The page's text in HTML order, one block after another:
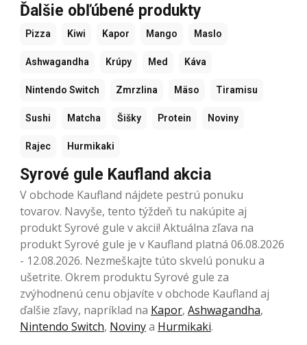
Ďalšie obľúbené produkty
Pizza Kiwi Kapor Mango Maslo
Ashwagandha Krúpy Med Káva
Nintendo Switch Zmrzlina Mäso Tiramisu
Sushi Matcha Šišky Protein Noviny
Rajec Hurmikaki
Syrové gule Kaufland akcia
V obchode Kaufland nájdete pestrú ponuku
tovarov. Navyše, tento týždeň tu nakúpite aj
produkt Syrové gule v akcii! Aktuálna zľava na
produkt Syrové gule je v Kaufland platná 06.08.2026
- 12.08.2026. Nezmeškajte túto skvelú ponuku a
ušetrite. Okrem produktu Syrové gule za
zvýhodnenú cenu objavíte v obchode Kaufland aj
ďalšie zľavy, napríklad na Kapor, Ashwagandha,
Nintendo Switch, Novinya Hurmikaki.